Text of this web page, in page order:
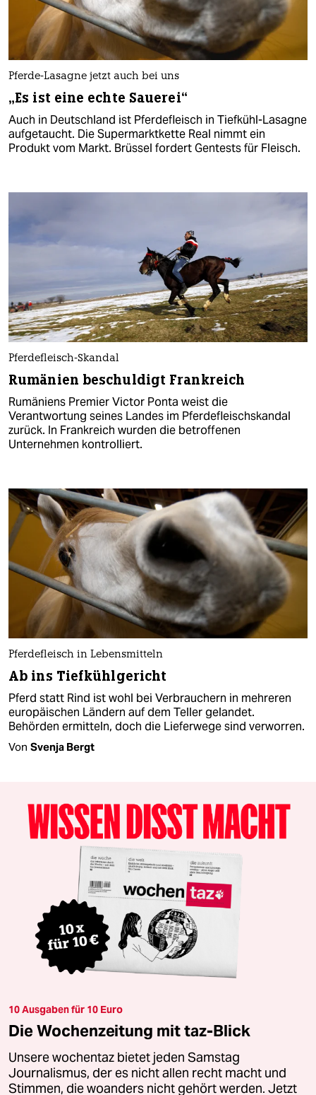
Pferde-Lasagne jetzt auch bei uns
„Es ist eine echte Sauerei“
Auch in Deutschland ist Pferdefleisch in Tiefkühl-Lasagne
aufgetaucht. Die Supermarktkette Real nimmt ein
Produkt vom Markt. Brüssel fordert Gentests für Fleisch.
Pferdefleisch-Skandal
Rumänien beschuldigt Frankreich
Rumäniens Premier Victor Ponta weist die
Verantwortung seines Landes im Pferdefleischskandal
zurück. In Frankreich wurden die betroffenen
Unternehmen kontrolliert.
Pferdefleisch in Lebensmitteln
Ab ins Tiefkühlgericht
Pferd statt Rind ist wohl bei Verbrauchern in mehreren
europäischen Ländern auf dem Teller gelandet.
Behörden ermitteln, doch die Lieferwege sind verworren.
Von Svenja Bergt
10 Ausgaben für 10 Euro
Die Wochenzeitung mit taz-Blick
Unsere wochentaz bietet jeden Samstag
Journalismus, der es nicht allen recht macht und
Stimmen, die woanders nicht gehört werden. Jetzt